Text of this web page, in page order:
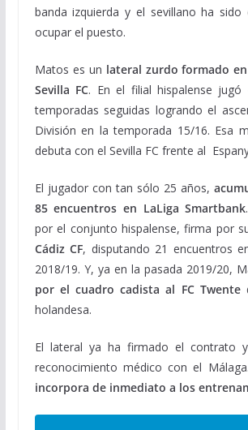
banda izquierda y el sevillano ha sido
ocupar el puesto.
Matos es un lateral zurdo formado
Sevilla FC. En el filial hispalense jugó
temporadas seguidas logrando el
División en la temporada 15/16. Esa
debuta con el Sevilla FC frente al
El jugador con tan sólo 25 años,
85 encuentros en LaLiga Smartbank
por el conjunto hispalense, firma por
Cádiz CF, disputando 21 encuentros
2018/19. Y, ya en la pasada 2019/20,
por el cuadro cadista al FC Twente
holandesa.
El lateral ya ha firmado el contrato
reconocimiento médico con el
incorpora de inmediato a los